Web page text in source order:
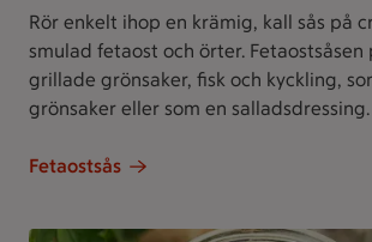
Rör enkelt ihop en krämig, kall sås på
smulad fetaost och örter. Fetaostsåsen
grillade grönsaker, fisk och kyckling,
grönsaker eller som en salladsdressing.
Fetaostsås